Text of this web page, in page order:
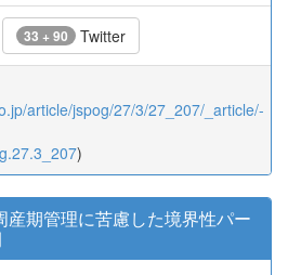
33 + 90 Twitter
article/jspog/27/3/27_207/_article/-
)
産期管理に苦慮した境界性パー